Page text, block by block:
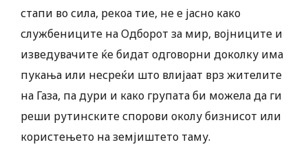
стапи во сила, рекоа тие, не е јасно како
службениците на Одборот за мир, војниците и
изведувачите ќе бидат одговорни доколку има
пукања или несреќи што влијаат врз жителите
на Газа, па дури и како групата би можела да ги
реши рутинските спорови околу бизнисот или
користењето на земјиштето таму.